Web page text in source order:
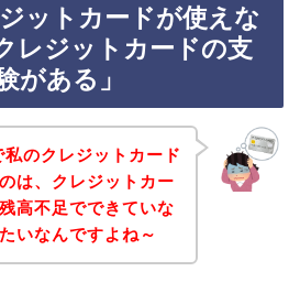
ットカードが使えな
レジットカードの支
がある」
のクレジットカード
は、クレジットカー
高不足でできていな
いなんですよね～